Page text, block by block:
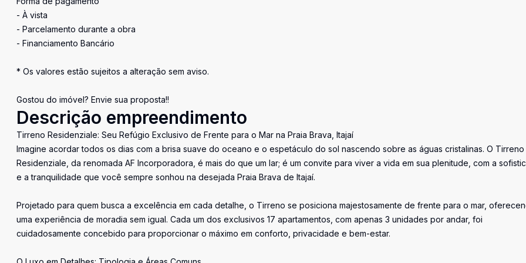
- À vista
- Parcelamento durante a obra
- Financiamento Bancário
* Os valores estão sujeitos a alteração sem aviso.
Gostou do imóvel? Envie sua proposta!!
Descrição empreendimento
Tirreno Residenziale: Seu Refúgio Exclusivo de Frente para o Mar na Praia Brava, Itajaí
Imagine acordar todos os dias com a brisa suave do oceano e o espetáculo do sol nascendo sobre as águas cristalinas. O Tirreno
Residenziale, da renomada AF Incorporadora, é mais do que um lar; é um convite para viver a vida em sua plenitude, com a
e a tranquilidade que você sempre sonhou na desejada Praia Brava de Itajaí.
Projetado para quem busca a excelência em cada detalhe, o Tirreno se posiciona majestosamente de frente para o mar,
uma experiência de moradia sem igual. Cada um dos exclusivos 17 apartamentos, com apenas 3 unidades por andar, foi
cuidadosamente concebido para proporcionar o máximo em conforto, privacidade e bem-estar.